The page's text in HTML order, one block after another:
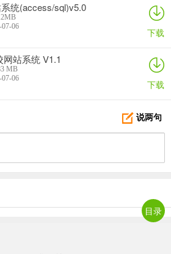
统(access/sql)v5.0
07-06
下载
站系统 V1.1
MB
07-06
下载
说两句
目录